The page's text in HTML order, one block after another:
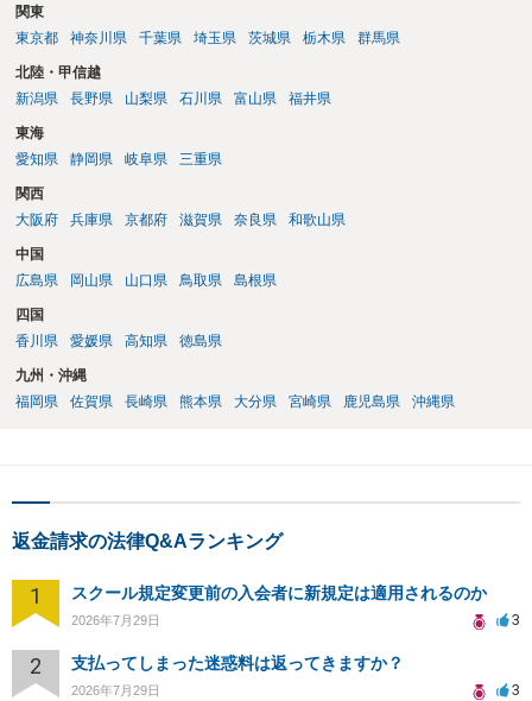
関東
東京都
神奈川県 千葉県 埼玉県 茨城県 栃木県 群馬県
北陸・甲信越
新潟県
長野県 山梨県 石川県 富山県 福井県
東海
愛知県
静岡県 岐阜県 三重県
関西
大阪府
兵庫県 京都府 滋賀県 奈良県 和歌山県
中国
広島県
岡山県 山口県 鳥取県 島根県
四国
香川県
愛媛県 高知県 徳島県
九州・沖縄
福岡県
佐賀県 長崎県 熊本県 大分県 宮崎県 鹿児島県 沖縄県
返金請求の法律Q&Aランキング
1 スクール規定変更前の入会者に新規定は適用されるのか
2026年7月29日 3
2 支払ってしまった迷惑料は返ってきますか？
2026年7月29日 3